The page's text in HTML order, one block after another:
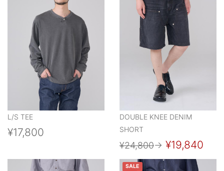
L/S TEE
¥17,800
DOUBLE KNEE DENIM
SHORT
¥24,800→ ¥19,840
SALE